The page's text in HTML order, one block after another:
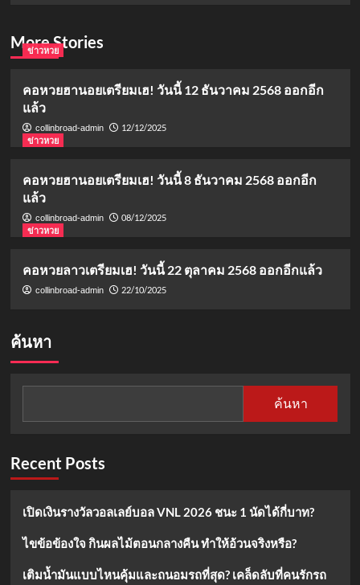
More Stories
ข่าวหวย
คอหวยฮานอยเตรียมเฮ! วันนี้ 12 ธันวาคม 2568 ออกอีก
แล้ว
collinbroad-admin
12/12/2025
ข่าวหวย
คอหวยฮานอยเตรียมเฮ! วันนี้ 8 ธันวาคม 2568 ออกอีก
แล้ว
collinbroad-admin
08/12/2025
ข่าวหวย
คอหวยลาวเตรียมเฮ! วันนี้ 22 ตุลาคม 2568 ออกอีกแล้ว
collinbroad-admin 22/10/2025
ค้นหา
ค้นหา
Recent Posts
เปิดเงินรางวัลวอลเลย์บอล VNL 2026 ชนะ 1 นัดได้กี่บาท?
ไขข้อข้องใจ กินผลไม้ตอนกลางคืน ทำให้อ้วนจริงหรือ?
เติมน้ำมันแบบไหนคุ้มและถนอมรถที่สุด? เคล็ดลับที่คนรักรถ